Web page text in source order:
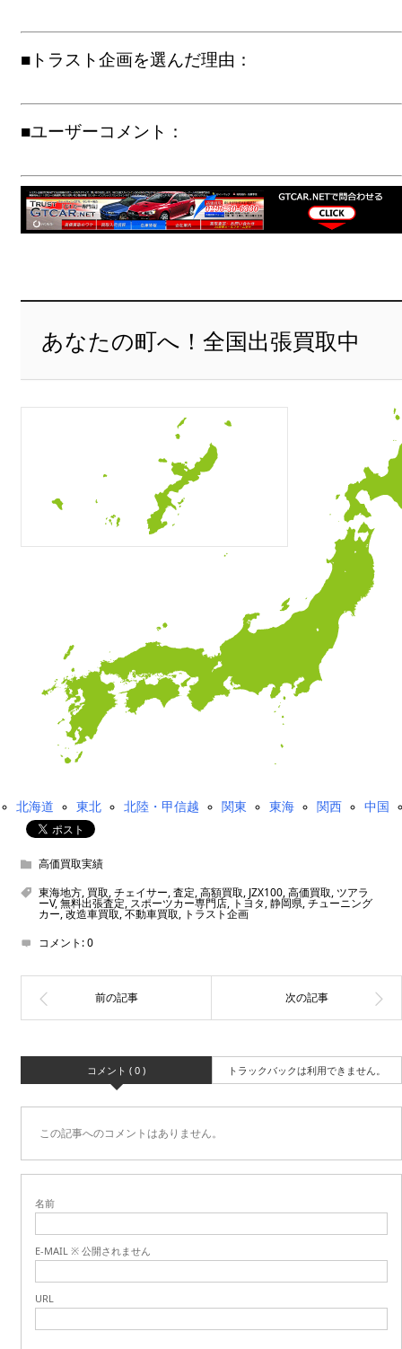
■トラスト企画を選んだ理由：
■ユーザーコメント：
あなたの町へ！全国出張買取中
北海道 東北 北陸・甲信越 関東 東海 関西 中国
高価買取実績
東海地方, 買取,チェイサー,査定,高額買取, JZX100,高価買取, ツアラ
ーV,無料出張査定, スポーツカー専門店, トヨタ,静岡県,チューニング
カー,改造車買取,不動車買取, トラスト企画
コメント:0
コメント ( 0 ) トラックバックは利用できません。
この記事へのコメントはありません。
名前
E-MAIL ※ 公開されません
URL